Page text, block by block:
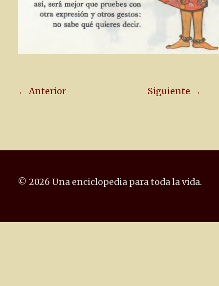
← Anterior Siguiente →
© 2026 Una enciclopedia para toda la vida.